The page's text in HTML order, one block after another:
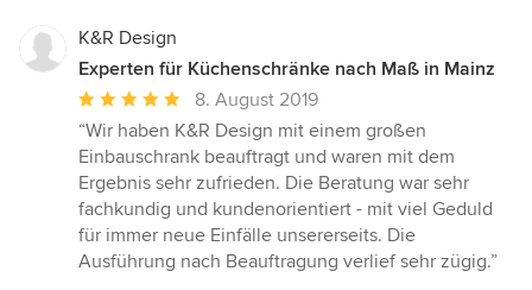
K&R Design
Experten für Küchenschränke nach Maß in Mainz
Durchschnittliche
Bewertung:
5
von
5
Sternen
8. August 2019
“Wir haben K&R Design mit einem großen
Einbauschrank beauftragt und waren mit dem
Ergebnis sehr zufrieden. Die Beratung war sehr
fachkundig und kundenorientiert - mit viel Geduld
für immer neue Einfälle unsererseits. Die
Ausführung nach Beauftragung verlief sehr zügig.”